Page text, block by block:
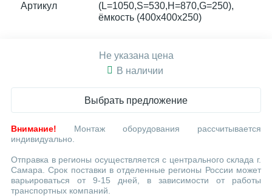
Артикул
(L=1050,S=530,Н=870,G=250),
ёмкость (400х400х250)
Не указана цена
В наличии
Выбрать предложение
Внимание! Монтаж оборудования рассчитывается
индивидуально.
Отправка в регионы осуществляется с центрального склада г.
Самара. Срок поставки в отделенные регионы России может
варьироваться от 9-15 дней, в зависимости от работы
транспортных компаний.